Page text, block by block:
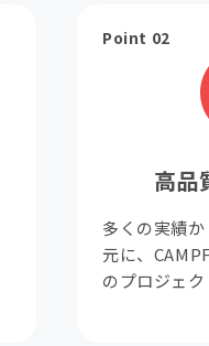
Point 02
高品
多くの実績
元に、
のプロジェク